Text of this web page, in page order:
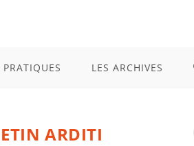
PRATIQUES LES ARCHIVES
ARDITI